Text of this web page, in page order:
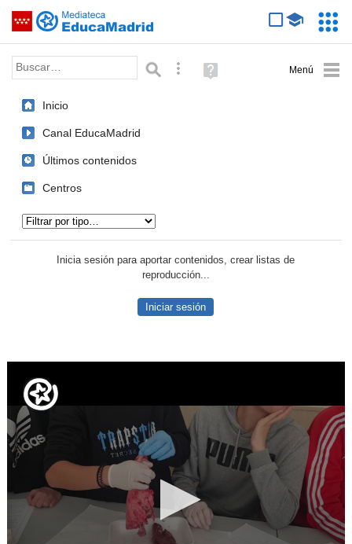
Saltar navegación
Palabra o frase: Búsqueda avanzada
Ayuda
(en
Inicio
Canal EducaMadrid
Últimos contenidos
Centros
Inicia sesión para aportar contenidos, crear listas de
reproducción...
Iniciar sesión